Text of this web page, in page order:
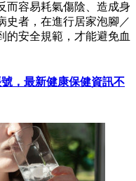
而容易耗氣傷陰、造成身
史者，在進行居家泡腳／
的安全規範，才能避免血
，最新健康保健資訊不